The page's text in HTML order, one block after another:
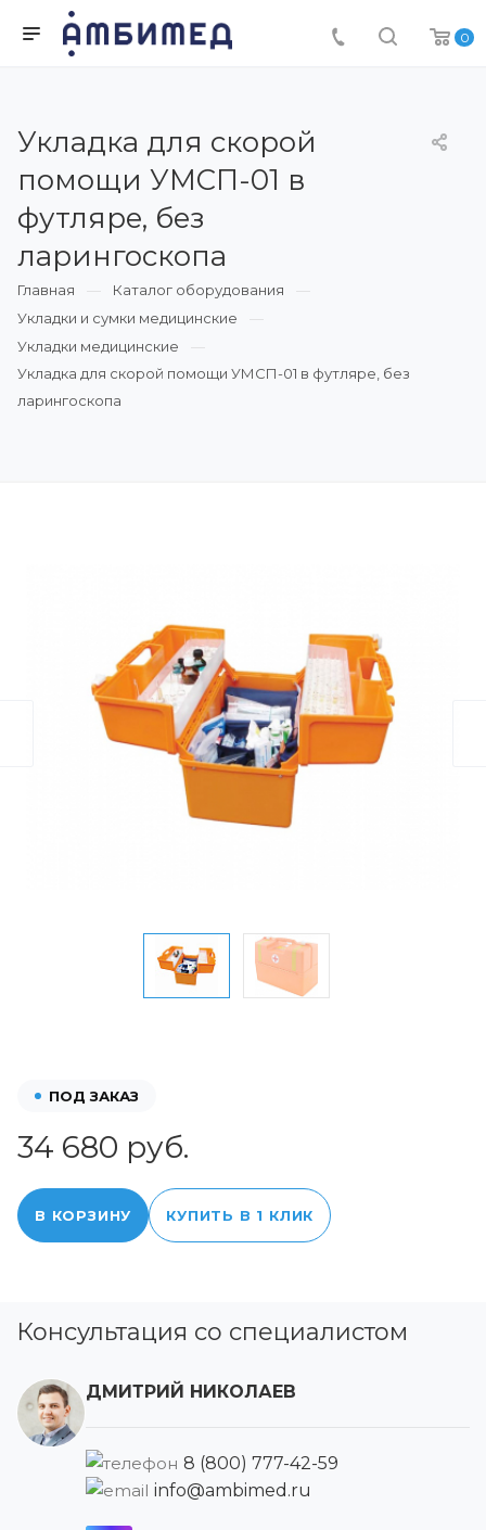
0
Укладка для скорой
помощи УМСП-01 в
футляре, без
ларингоскопа
Главная
Каталог оборудования
Укладки и сумки медицинские
Укладки медицинские
Укладка для скорой помощи УМСП-01 в футляре, без
ларингоскопа
ПОД ЗАКАЗ
34 680 руб.
В КОРЗИНУ КУПИТЬ В 1 КЛИК
Консультация со специалистом
ДМИТРИЙ НИКОЛАЕВ
8 (800) 777-42-59
info@ambimed.ru